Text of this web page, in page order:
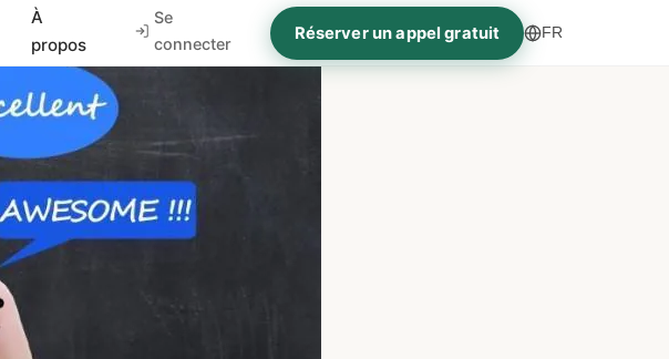
À
propos
Se
connecter
Réserver un appel gratuit FR